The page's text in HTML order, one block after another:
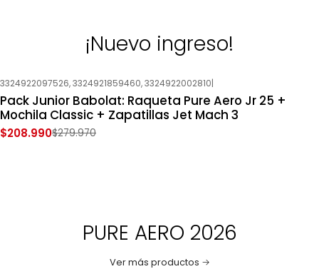
¡Nuevo ingreso!
-25% OFF
Nuevo
3324922097526, 3324921859460, 3324922002810|
Pack Junior Babolat: Raqueta Pure Aero Jr 25 +
Mochila Classic + Zapatillas Jet Mach 3
$208.990$279.970
PURE AERO 2026
Ver más productos